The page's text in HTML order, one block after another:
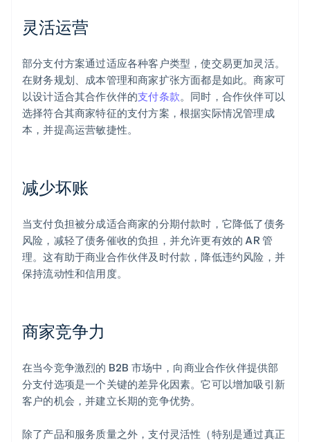
灵活运营
部分支付方案通过适应各种客户类型，使交易更加灵活。
在财务规划、成本管理和商家扩张方面都是如此。商家可
以设计适合其合作伙伴的支付条款。同时，合作伙伴可以
选择符合其商家特征的支付方案，根据实际情况管理成
本，并提高运营敏捷性。
减少坏账
当支付负担被分成适合商家的分期付款时，它降低了债务
风险，减轻了债务催收的负担，并允许更有效的 AR 管
理。这有助于商业合作伙伴及时付款，降低违约风险，并
保持流动性和信用度。
商家竞争力
在当今竞争激烈的 B2B 市场中，向商业合作伙伴提供部
分支付选项是一个关键的差异化因素。它可以增加吸引新
客户的机会，并建立长期的竞争优势。
除了产品和服务质量之外，支付灵活性（特别是通过真正